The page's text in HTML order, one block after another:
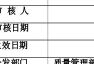
维护保养规程
审核日期